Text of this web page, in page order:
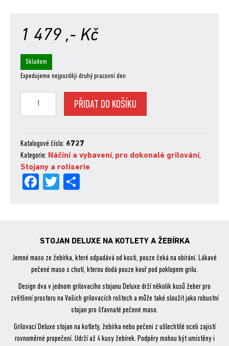
1 479 ,- Kč
Skladem
Expedujeme nejpozději druhý pracovní den
a
žebírka,
ušlechtilá
ocel
množství
PŘIDAT DO KOŠÍKU
Katalogové číslo: 6727
Kategorie: Náčiní a vybavení, pro dokonalé grilování,
Stojany a rotiserie
Fa
Tw
STOJAN DELUXE NA KOTLETY A ŽEBÍRKA
Jemné maso ze žebírka, které odpadává od kosti, pouze čeká na obírání. Lákavé
pečené maso s chutí, kterou dodá pouze kouř pod poklopem grilu.
Design dva v jednom grilovacího stojanu Deluxe drží několik kusů žeber pro
zvětšení prostoru na Vašich grilovacích roštech a může také sloužit jako robustní
stojan pro šťavnaté pečené maso.
Grilovací Deluxe stojan na kotlety, žebírka nebo pečeni z ušlechtilé oceli zajistí
rovnoměrné propečení. Udrží až 4 kusy žebírek. Podpěry mohou být umístěny i